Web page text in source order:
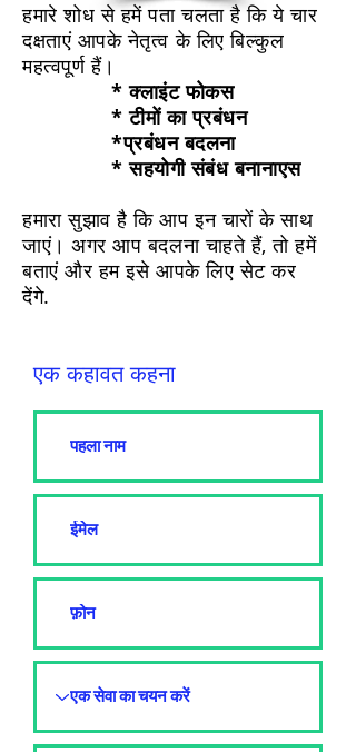
हमारे शोध से हमें पता चलता है कि ये चार
दक्षताएं आपके नेतृत्व के लिए बिल्कुल
महत्वपूर्ण हैं।
* क्लाइंट फोकस
* टीमों का प्रबंधन
*प्रबंधन बदलना
* सहयोगी संबंध बनानाएस
हमारा सुझाव है कि आप इन चारों के साथ
जाएं। अगर आप बदलना चाहते हैं, तो हमें
बताएं और हम इसे आपके लिए सेट कर
देंगे.
एक कहावत कहना